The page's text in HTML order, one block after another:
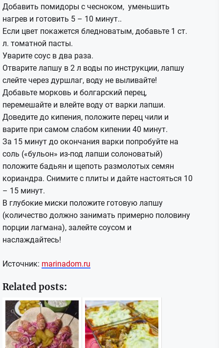
Добавить помидоры с чесноком, уменьшить
нагрев и готовить 5 – 10 минут..
Если цвет покажется бледноватым, добавьте 1 ст.
л. томатной пасты.
Уварите соус в два раза.
Отварите лапшу в 2 л воды по инструкции, лапшу
слейте через дуршлаг, воду не выливайте!
Добавьте морковь и болгарский перец,
перемешайте и влейте воду от варки лапши.
Доведите до кипения, положите перец чили и
варите при самом слабом кипении 40 минут.
За 15 минут до окончания варки попробуйте на
соль («бульон» из-под лапши солоноватый)
положите бадьян и щепоть размолотых семян
кориандра. Снимите с плиты и дайте настояться 10
– 15 минут.
В глубокие миски положите готовую лапшу
(количество должно занимать примерно половину
порции лагмана), залейте соусом и
наслаждайтесь!
Источник: marinadom.ru
Related posts: